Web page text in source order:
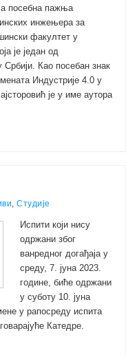
а посебна пажња
инжењера за
факултет у
је један од
Као посебан знак
Индустрије 4.0 у
је у име аутора
,Студије
Испити који нису
одржани због
ванредног догађаја у
среду, 7. јуна 2023.
године, биће одржани
у суботу 10. јуна
у рапосреду испита
Катедре.